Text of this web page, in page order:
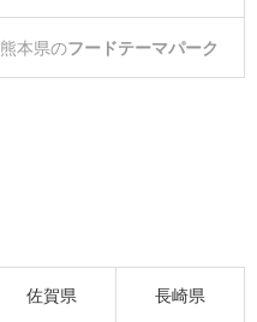
熊本県のフードテーマパーク
佐賀県 長崎県